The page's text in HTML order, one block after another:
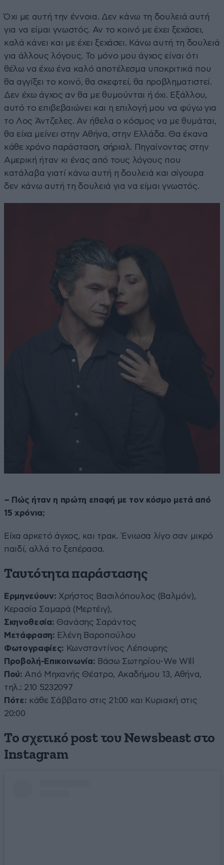
Όχι με αυτή την έννοια. Δεν κάνω τη δουλειά αυτή
για να είμαι γνωστός. Αν το κοινό με έχει ξεχάσει,
καλά κάνει και με έχει ξεχάσει. Κάνω αυτή τη δουλειά
για άλλους λόγους. Το μόνο μου άγχος είναι ότι
θέλω να έχω ένα καλό αποτέλεσμα υποκριτικά που
θα αγγίξει το κοινό, θα σκεφτεί, θα προβληματιστεί.
Δεν έχω άγχος αν θα με θυμούνται ή όχι. Εξάλλου,
αυτό το επιβεβαιώνει και η επιλογή μου να φύγω για
το Λος Άντζελες. Αν ήθελα ο κόσμος να με θυμάται,
θα είχα μείνει στην Αθήνα, στην Ελλάδα. Θα έκανα
κάθε χρόνο παράσταση, σήριαλ. Πηγαίνοντας στην
Αμερική ήταν κι ένας από τους λόγους που
κατάλαβα γιατί κάνω αυτή η δουλειά και σίγουρα
δεν κάνω αυτή τη δουλειά για να είμαι γνωστός.
– Πώς ήταν η πρώτη επαφή με τον κόσμο μετά από
15 χρόνια;
Είχα αρκετό άγχος, και τρακ. Ένιωσα λίγο σαν μικρό
παιδί, αλλά το ξεπέρασα.
Ταυτότητα παράστασης
Ερμηνεύουν: Χρήστος Βασιλόπουλος (Βαλμόν),
Κερασία Σαμαρά (Μερτέιγ),
Σκηνοθεσία: Θανάσης Σαράντος
Μετάφραση: Ελένη Βαροπούλου
Φωτογραφίες: Κωνσταντίνος Λέπουρης
Προβολή-Επικοινωνία: Βάσω Σωτηρίου-We Will
Πού: Από Μηχανής Θέατρο, Ακαδήμου 13, Αθήνα,
τηλ.: 210 5232097
Πότε: κάθε Σάββατο στις 21:00 και Κυριακή στις
20:00
Το σχετικό post του Newsbeast στο
Instagram